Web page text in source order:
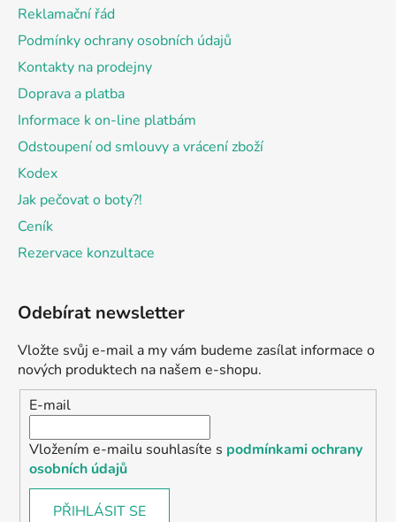
Reklamační řád
Podmínky ochrany osobních údajů
Kontakty na prodejny
Doprava a platba
Informace k on-line platbám
Odstoupení od smlouvy a vrácení zboží
Kodex
Jak pečovat o boty?!
Ceník
Rezervace konzultace
Odebírat newsletter
Vložte svůj e-mail a my vám budeme zasílat informace o
nových produktech na našem e-shopu.
E-mail
Vložením e-mailu souhlasíte s podmínkami ochrany
osobních údajů
PŘIHLÁSIT SE